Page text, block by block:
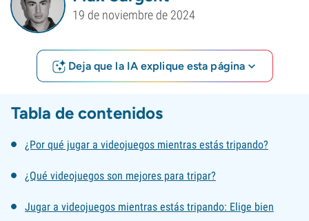
19 de noviembre de 2024
Deja que la IA explique esta página
Tabla de contenidos
¿Por qué jugar a videojuegos mientras estás tripando?
¿Qué videojuegos son mejores para tripar?
Jugar a videojuegos mientras estás tripando: Elige bien